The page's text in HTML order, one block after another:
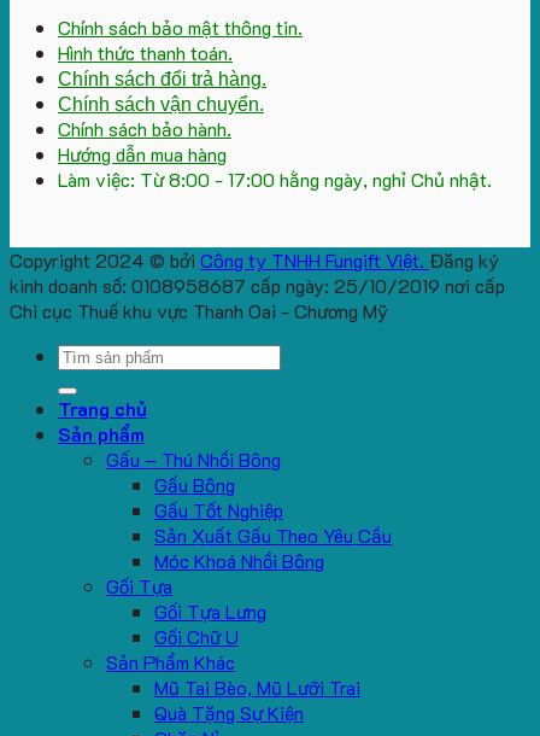
Chính sách bảo mật thông tin.
Hình thức thanh toán.
Chính sách đổi trả hàng.
Chính sách vận chuyển.
Chính sách bảo hành.
Hướng dẫn mua hàng
Làm việc: Từ 8:00 - 17:00 hằng ngày, nghỉ Chủ nhật.
Copyright 2024 © bởi Công ty TNHH Fungift Việt. Đăng ký
kinh doanh số: 0108958687 cấp ngày: 25/10/2019 nơi cấp
Chi cục Thuế khu vực Thanh Oai - Chương Mỹ
Search
for:
Trang chủ
Sản phẩm
Gấu – Thú Nhồi Bông
Gấu Bông
Gấu Tốt Nghiệp
Sản Xuất Gấu Theo Yêu Cầu
Móc Khoá Nhồi Bông
Gối Tựa
Gối Tựa Lưng
Gối Chữ U
Sản Phẩm Khác
Mũ Tai Bèo, Mũ Lưỡi Trai
Quà Tặng Sự Kiện